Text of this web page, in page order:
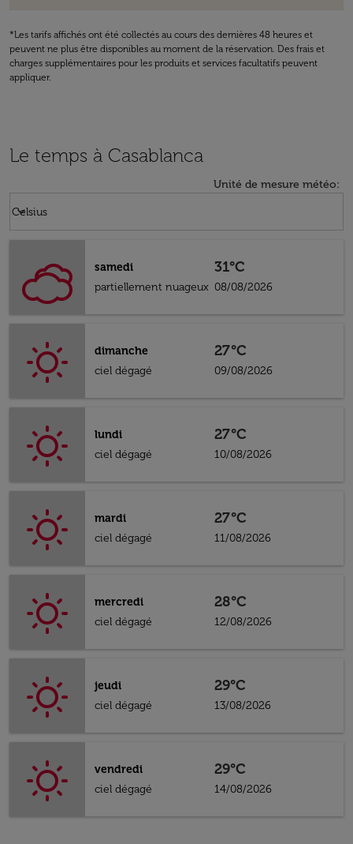
*Les tarifs affichés ont été collectés au cours des dernières 48 heures et
peuvent ne plus être disponibles au moment de la réservation. Des frais et
charges supplémentaires pour les produits et services facultatifs peuvent
appliquer.
Le temps à Casablanca
Unité de mesure météo:
Celsius
keyboard_arrow_down
samedi
partiellement nuageux
31°C
08/08/2026
dimanche
ciel dégagé
27°C
09/08/2026
lundi
ciel dégagé
27°C
10/08/2026
mardi
ciel dégagé
27°C
11/08/2026
mercredi
ciel dégagé
28°C
12/08/2026
jeudi
ciel dégagé
29°C
13/08/2026
vendredi
ciel dégagé
29°C
14/08/2026